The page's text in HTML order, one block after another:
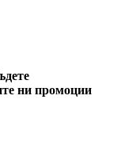
ни промоции